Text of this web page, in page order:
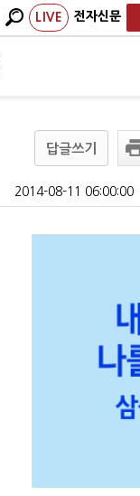
LIVE 전자신문
답글쓰기
2014-08-11 06:00:00